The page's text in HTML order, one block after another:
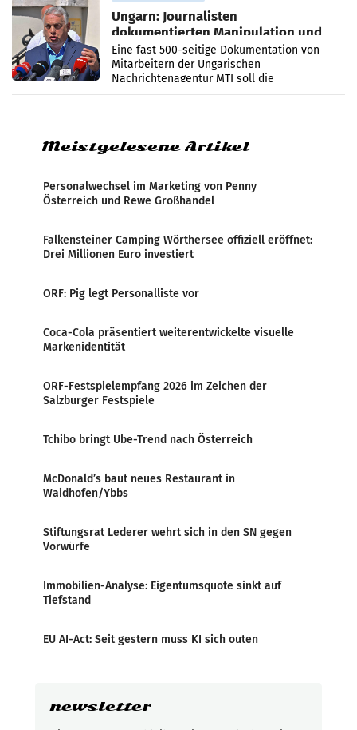
Ungarn: Journalisten
dokumentierten Manipulation und
Zensur
Eine fast 500-seitige Dokumentation von
Mitarbeitern der Ungarischen
Nachrichtenagentur MTI soll die
systematische Nachrichten-Manipulation und
Meistgelesene Artikel
Personalwechsel im Marketing von Penny
Österreich und Rewe Großhandel
Falkensteiner Camping Wörthersee offiziell eröffnet:
Drei Millionen Euro investiert
ORF: Pig legt Personalliste vor
Coca-Cola präsentiert weiterentwickelte visuelle
Markenidentität
ORF-Festspielempfang 2026 im Zeichen der
Salzburger Festspiele
Tchibo bringt Ube-Trend nach Österreich
McDonald’s baut neues Restaurant in
Waidhofen/Ybbs
Stiftungsrat Lederer wehrt sich in den SN gegen
Vorwürfe
Immobilien-Analyse: Eigentumsquote sinkt auf
Tiefstand
EU AI-Act: Seit gestern muss KI sich outen
newsletter